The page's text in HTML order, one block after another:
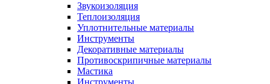
Звукоизоляция
Теплоизоляция
Уплотнительные материалы
Инструменты
Декоративные материалы
Противоскрипичные материалы
Мастика
Инструменты